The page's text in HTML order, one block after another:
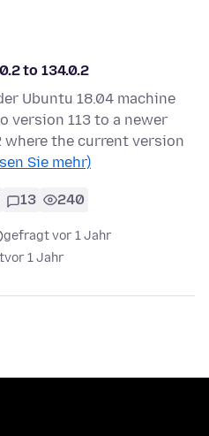
to 134.0.2
Ubuntu 18.04 machine
version 113 to a newer
the current version
Sie mehr)
13 240
gefragt vor 1 Jahr
vor 1 Jahr